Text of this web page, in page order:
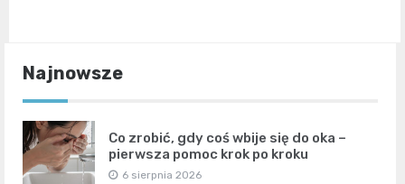
Najnowsze
Co zrobić, gdy coś wbije się do oka –
pierwsza pomoc krok po kroku
6 sierpnia 2026